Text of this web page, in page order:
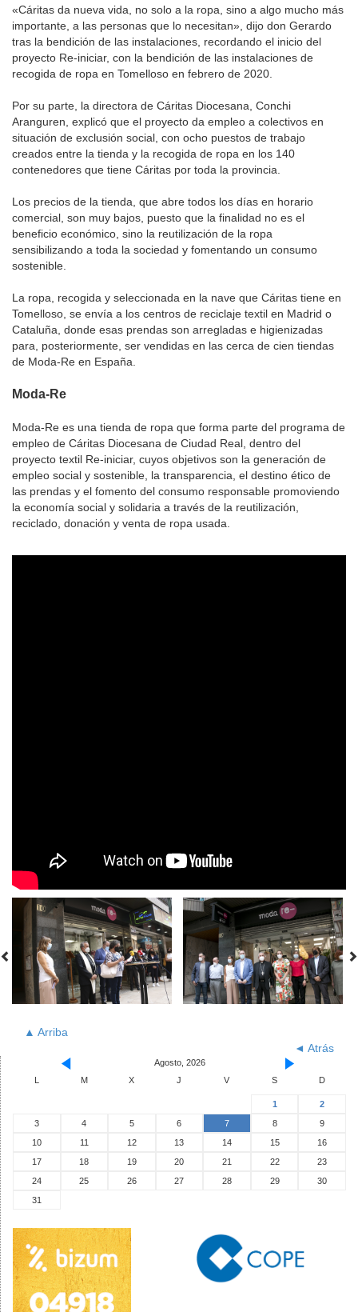
«Cáritas da nueva vida, no solo a la ropa, sino a algo mucho más
importante, a las personas que lo necesitan», dijo don Gerardo
tras la bendición de las instalaciones, recordando el inicio del
proyecto Re-iniciar, con la bendición de las instalaciones de
recogida de ropa en Tomelloso en febrero de 2020.
Por su parte, la directora de Cáritas Diocesana, Conchi
Aranguren, explicó que el proyecto da empleo a colectivos en
situación de exclusión social, con ocho puestos de trabajo
creados entre la tienda y la recogida de ropa en los 140
contenedores que tiene Cáritas por toda la provincia.
Los precios de la tienda, que abre todos los días en horario
comercial, son muy bajos, puesto que la finalidad no es el
beneficio económico, sino la reutilización de la ropa
sensibilizando a toda la sociedad y fomentando un consumo
sostenible.
La ropa, recogida y seleccionada en la nave que Cáritas tiene en
Tomelloso, se envía a los centros de reciclaje textil en Madrid o
Cataluña, donde esas prendas son arregladas e higienizadas
para, posteriormente, ser vendidas en las cerca de cien tiendas
de Moda-Re en España.
Moda-Re
Moda-Re es una tienda de ropa que forma parte del programa de
empleo de Cáritas Diocesana de Ciudad Real, dentro del
proyecto textil Re-iniciar, cuyos objetivos son la generación de
empleo social y sostenible, la transparencia, el destino ético de
las prendas y el fomento del consumo responsable promoviendo
la economía social y solidaria a través de la reutilización,
reciclado, donación y venta de ropa usada.
▲ Arriba
◄ Atrás
Agosto, 2026
M X J V S D
1
2
3
4 5 6 7 8
9
10
11 12 13 14 15
16
17
18 19 20 21 22
23
24
25 26 27 28 29
30
31